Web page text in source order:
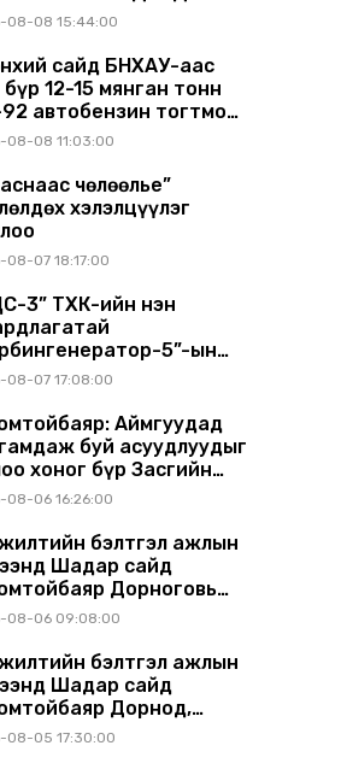
ХАДГАЛАХ
ОРЖ БАЙНА
08-08 15:44:00
сайд БНХАУ-аас
бүр 12-15 мянган тонн
автобензин тогтмол
хүсэлт тавилаа
08-08 11:03:00
чөлөөлье”
хэлэлцүүлэг
08-07 18:17:00
3” ТӨХК-ийн нэн
5”-ын
төсвийг
08-07 17:08:00
Аймгуудад
буй асуудлуудыг
хоног бүр Засгийн
хуралдаанд
08-06 16:26:00
бэлтгэл ажлын
Шадар сайд
Дорноговь
ажиллав
08-06 09:08:00
бэлтгэл ажлын
Шадар сайд
Дорнод,
аймагт ажиллав
08-05 17:30:00